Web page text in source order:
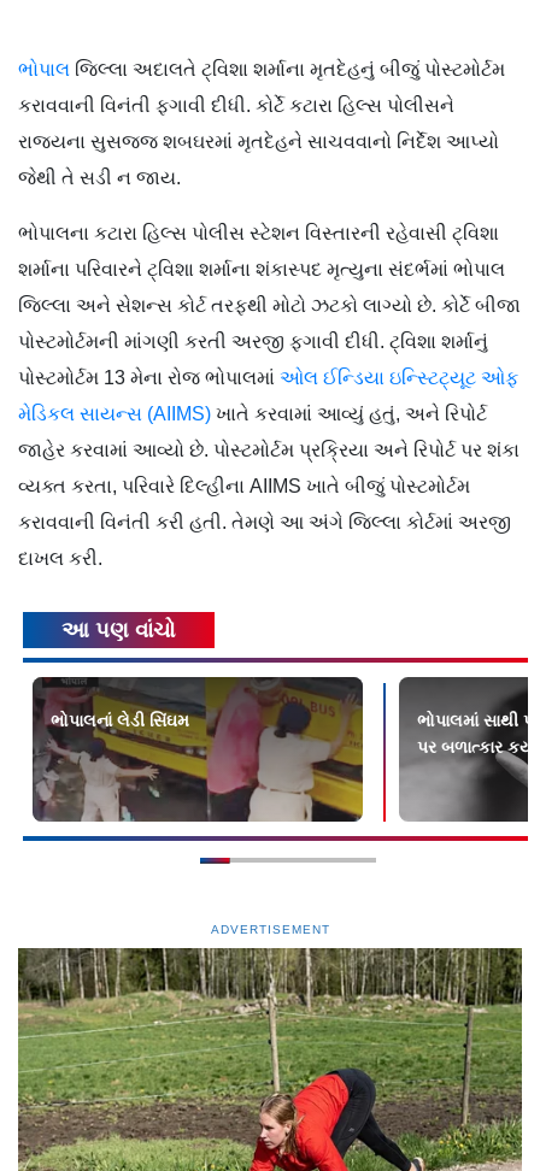
ભોપાલ જિલ્લા અદાલતે ટ્વિશા શર્માના મૃતદેહનું બીજું પોસ્ટમોર્ટમ
કરાવવાની વિનંતી ફગાવી દીધી. કોર્ટે કટારા હિલ્સ પોલીસને
રાજ્યના સુસજ્જ શબઘરમાં મૃતદેહને સાચવવાનો નિર્દેશ આપ્યો
જેથી તે સડી ન જાય.
ભોપાલના કટારા હિલ્સ પોલીસ સ્ટેશન વિસ્તારની રહેવાસી ટ્વિશા
શર્માના પરિવારને ટ્વિશા શર્માના શંકાસ્પદ મૃત્યુના સંદર્ભમાં ભોપાલ
જિલ્લા અને સેશન્સ કોર્ટ તરફથી મોટો ઝટકો લાગ્યો છે. કોર્ટે બીજા
પોસ્ટમોર્ટમની માંગણી કરતી અરજી ફગાવી દીધી. ટ્વિશા શર્માનું
પોસ્ટમોર્ટમ 13 મેના રોજ ભોપાલમાં ઓલ ઈન્ડિયા ઇન્સ્ટિટ્યૂટ ઓફ
મેડિકલ સાયન્સ (AIIMS) ખાતે કરવામાં આવ્યું હતું, અને રિપોર્ટ
જાહેર કરવામાં આવ્યો છે. પોસ્ટમોર્ટમ પ્રક્રિયા અને રિપોર્ટ પર શંકા
વ્યક્ત કરતા, પરિવારે દિલ્હીના AIIMS ખાતે બીજું પોસ્ટમોર્ટમ
કરાવવાની વિનંતી કરી હતી. તેમણે આ અંગે જિલ્લા કોર્ટમાં અરજી
દાખલ કરી.
આ પણ વાંચો
ભોપાલનાં લેડી સિંઘમ
ભોપાલમાં સાથી
પર બળાત્કાર
ADVERTISEMENT